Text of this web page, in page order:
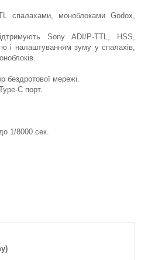
спалахами, моноблоками Godox,
Sony ADI/P-TTL, HSS,
і налаштуванням зуму у спалахів,
бездротової мережі.
C порт.
1/8000 сек.